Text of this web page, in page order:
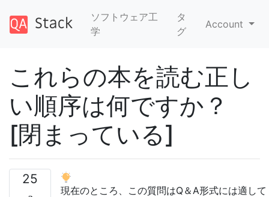
ソフトウェア工
学
タ
グ
Account
これらの本を読む正し
い順序は何ですか？
[閉まっている]
25
現在のところ、この質問はQ＆A形式には適して